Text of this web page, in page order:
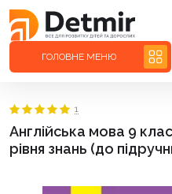
ГОЛОВНЕ МЕНЮ
Англійська мова 9
рівня знань (до
1